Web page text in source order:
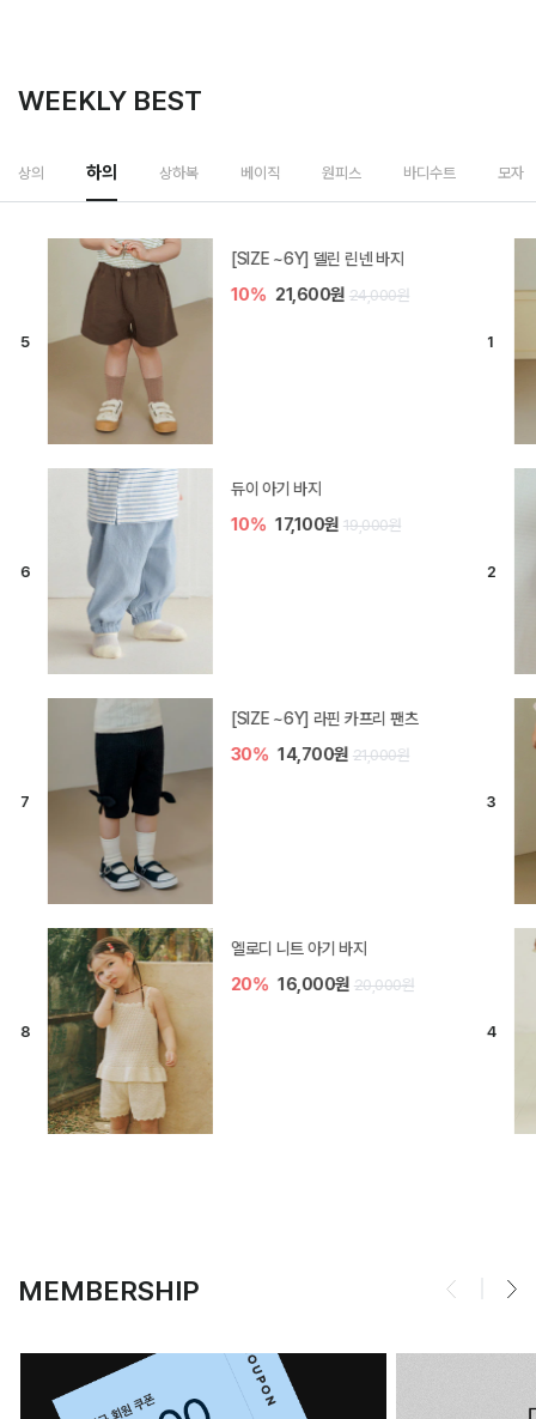
WEEKLY BEST
상의 하의 상하복 베이직 원피스 바디수트 모자
[SIZE ~6Y] 델린 린넨 바지
10% 21,600원 24,000원
듀이 아기 바지
10% 17,100원 19,000원
[SIZE ~6Y] 라핀 카프리 팬츠
30% 14,700원 21,000원
엘로디 니트 아기 바지
20% 16,000원 20,000원
MEMBERSHIP